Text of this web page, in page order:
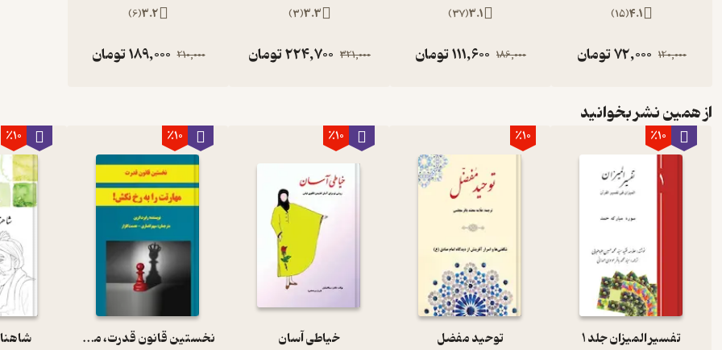
4.1
(
15
)
120,000
72,000تومان
3.1
(
37
)
186,000
111,600تومان
3.3
(
3
)
321,000
224,700تومان
3.2
(
6
)
210,000
189,000تومان
از همین نشر بخوانید
٪10
تفسیر المیزان جلد 1
٪10
توحید مفضل
٪10
خیاطی آسان
٪10
نخستین قانون قدرت، مهارتت را به رخ نکش! جلد 1
٪10